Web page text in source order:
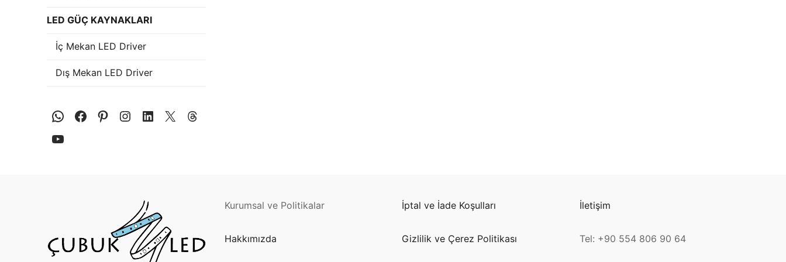
Cephe Animasyon LEDLine Serisi
Cephe Animasyon WallWasher Serisi
LED GÜÇ KAYNAKLARI
İç Mekan LED Driver
Dış Mekan LED Driver
Kurumsal ve Politikalar
Hakkımızda
İptal ve İade Koşulları
Gizlilik ve Çerez Politikası
İletişim
Tel: +90 554 806 90 64